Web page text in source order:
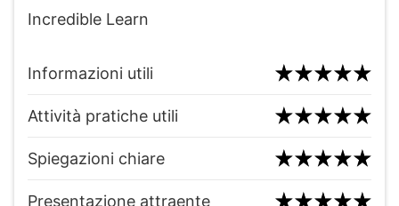
Incredible Learn
Informazioni utili
Attività pratiche utili
Spiegazioni chiare
Presentazione attraente